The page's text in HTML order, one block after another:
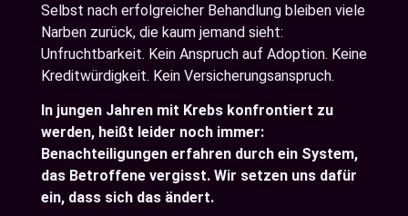
Selbst nach erfolgreicher Behandlung bleiben viele
Narben zurück, die kaum jemand sieht:
Unfruchtbarkeit. Kein Anspruch auf Adoption. Keine
Kreditwürdigkeit. Kein Versicherungsanspruch.
In jungen Jahren mit Krebs konfrontiert zu
werden, heißt leider noch immer:
Benachteiligungen erfahren durch ein System,
das Betroffene vergisst. Wir setzen uns dafür
ein, dass sich das ändert.